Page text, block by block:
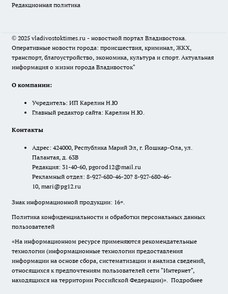
Редакционная политика
© 2025 vladivostoktimes.ru - новостной портал Владивостока.
Оперативные новости города: происшествия, криминал, ЖКХ,
транспорт, благоустройство, экономика, культура и спорт. Актуальная
информация о жизни города Владивосток"
О компании:
Учредитель: ИП Карелин Н.Ю
Главный редактор сайта: Карелин Н.Ю.
Контакты
Адрес: 424000, Республика Марий Эл, г. Йошкар-Ола, ул.
Палантая, д. 63В
Редакция: 31-40-60, pgorod12@mail.ru
Рекламный отдел: 8-927-680-46-20? 8-927-680-46-
10, mari@pg12.ru
Знак информационной продукции: 16+.
Политика конфиденциальности и обработки персональных данных
пользователей
«На информационном ресурсе применяются рекомендательные
технологии (информационные технологии предоставления
информации на основе сбора, систематизации и анализа сведений,
относящихся к предпочтениям пользователей сети "Интернет",
находящихся на территории Российской Федерации)». Подробнее